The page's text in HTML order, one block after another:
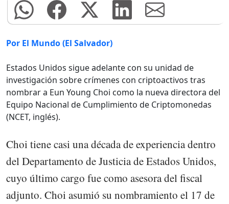
Por El Mundo (El Salvador)
Estados Unidos sigue adelante con su unidad de
investigación sobre crímenes con criptoactivos tras
nombrar a Eun Young Choi como la nueva directora del
Equipo Nacional de Cumplimiento de Criptomonedas
(NCET, inglés).
Choi tiene casi una década de experiencia dentro
del Departamento de Justicia de Estados Unidos,
cuyo último cargo fue como asesora del fiscal
adjunto. Choi asumió su nombramiento el 17 de